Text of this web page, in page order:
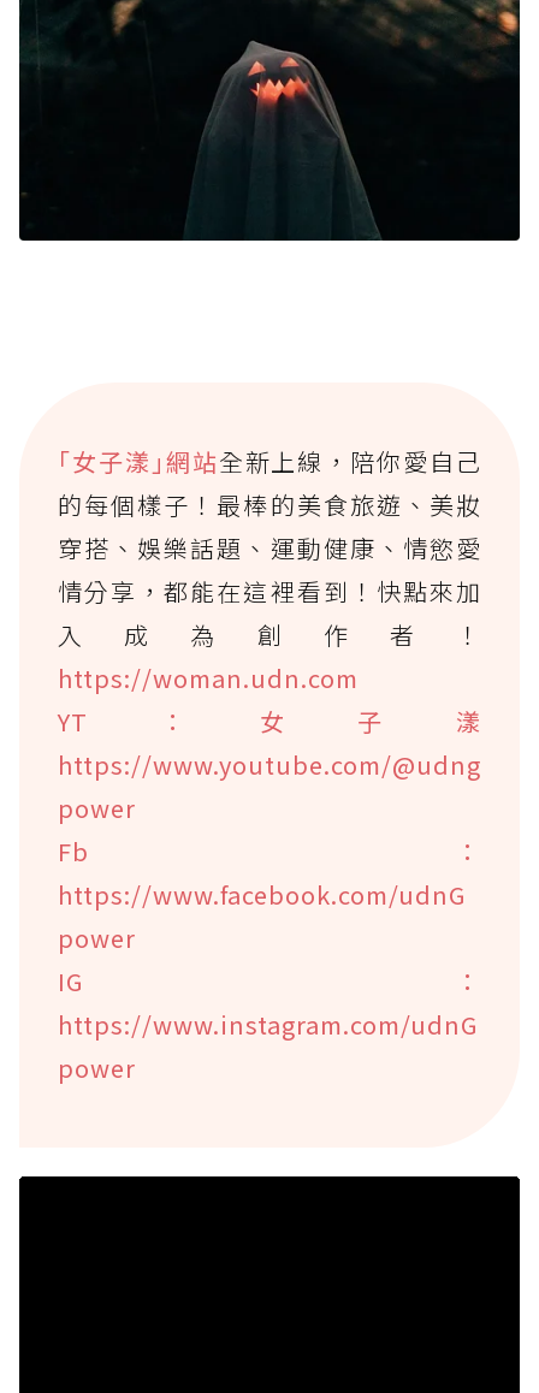
｢女子漾｣網站全新上線，陪你愛自己
的每個樣子！最棒的美食旅遊、美妝
穿搭、娛樂話題、運動健康、情慾愛
情分享，都能在這裡看到！快點來加
入成為創作者！
https://woman.udn.com
YT：女子漾
https://www.youtube.com/@udng
power
Fb：
https://www.facebook.com/udnG
power
IG：
https://www.instagram.com/udnG
power